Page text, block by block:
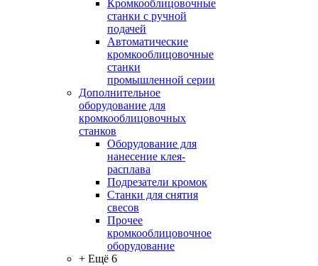
Кромкооблицовочные
станки с ручной
подачей
Автоматические
кромкооблицовочные
станки
промышленной серии
Дополнительное
оборудование для
кромкооблицовочных
станков
Оборудование для
нанесение клея-
расплава
Подрезатели кромок
Станки для снятия
свесов
Прочее
кромкооблицовочное
оборудование
+ Ещё 6